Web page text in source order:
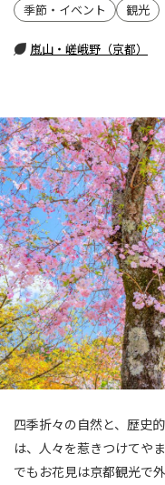
季節・イベント 観光
嵐山・嵯峨野（京都）
四季折々の自然と、歴史
は、人々を惹きつけてや
でもお花見は京都観光で